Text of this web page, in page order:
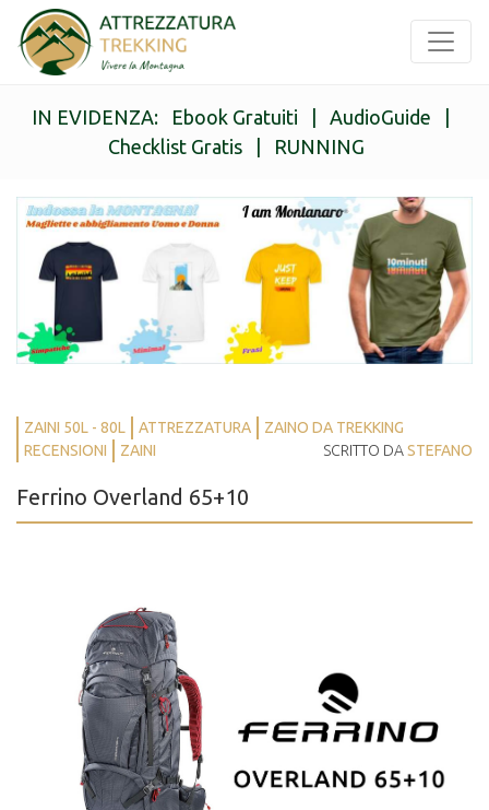
IN EVIDENZA: Ebook Gratuiti AudioGuide
Checklist Gratis| RUNNING
ZAINI 50L - 80L ATTREZZATURA
ZAINO DA TREKKING
RECENSIONI
ZAINI SCRITTO DASTEFANO
Ferrino Overland 65+10